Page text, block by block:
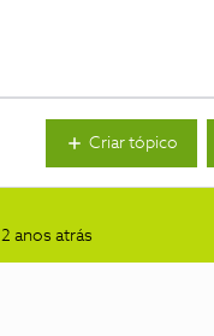
Criar tópico
2 anos atrás